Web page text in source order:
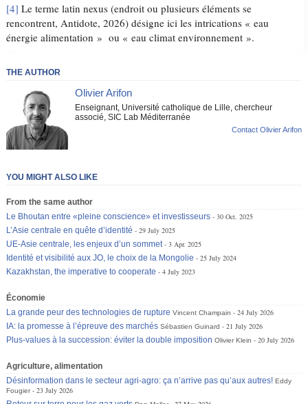
[4] Le terme latin nexus (endroit ou plusieurs éléments se
rencontrent, Antidote, 2026) désigne ici les intrications « eau
énergie alimentation » ou « eau climat environnement ».
THE AUTHOR
Olivier Arifon
Enseignant, Université catholique de Lille, chercheur
associé, SIC Lab Méditerranée
Contact Olivier Arifon
YOU MIGHT ALSO LIKE
From the same author
Le Bhoutan entre «pleine conscience» et investisseurs
30 Oct. 2025
L’Asie centrale en quête d’identité
29 July 2025
UE-Asie centrale, les enjeux d’un sommet 3 Apr. 2025
Identité et visibilité aux JO, le choix de la Mongolie
25 July 2024
Kazakhstan, the imperative to cooperate
4 July 2023
Économie
La grande peur des technologies de rupture Vincent Champain
24 July 2026
IA: la promesse à l’épreuve des marchés Sébastien Guinard
21 July 2026
Plus-values à la succession: éviter la double imposition Olivier Klein 20 July 2026
Agriculture, alimentation
Désinformation dans le secteur agri-agro: ça n’arrive pas qu’aux autres! Eddy
Fougier
23 July 2026